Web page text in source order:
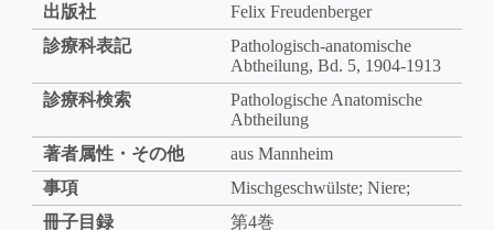
出版社
Felix Freudenberger
診療科表記
Pathologisch-anatomische
Abtheilung, Bd. 5, 1904-1913
診療科検索
Pathologische Anatomische
Abtheilung
著者属性・その他
aus Mannheim
事項
Mischgeschwülste; Niere;
冊子目録
第4巻